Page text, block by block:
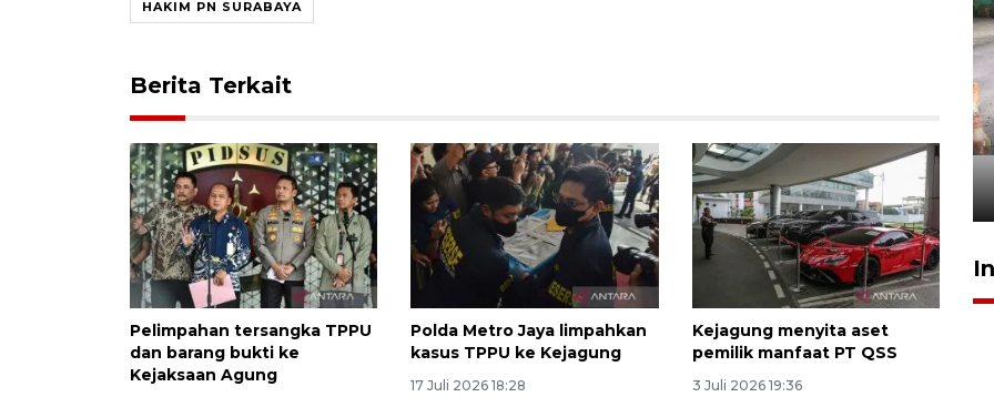
HAKIM PN SURABAYA
Berita Terkait
Pelimpahan tersangka TPPU
dan barang bukti ke
Kejaksaan Agung
Polda Metro Jaya limpahkan
kasus TPPU ke Kejagung
17 Juli 2026 18:28
Kejagung menyita aset
pemilik manfaat PT QSS
3 Juli 2026 19:36
tetap kewenangan aparat
penegak hukum
29 Juli 2026 00:31